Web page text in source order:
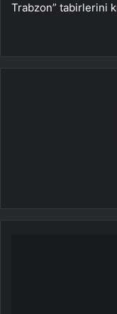
Trabzon” tabirlerini